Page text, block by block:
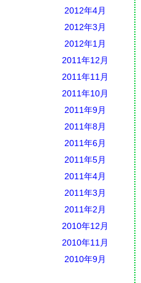
2012年4月
2012年3月
2012年1月
2011年12月
2011年11月
2011年10月
2011年9月
2011年8月
2011年6月
2011年5月
2011年4月
2011年3月
2011年2月
2010年12月
2010年11月
2010年9月